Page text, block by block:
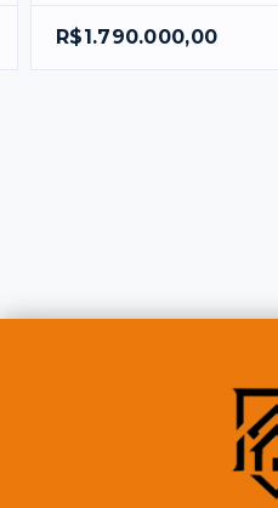
R$1.790.000,00